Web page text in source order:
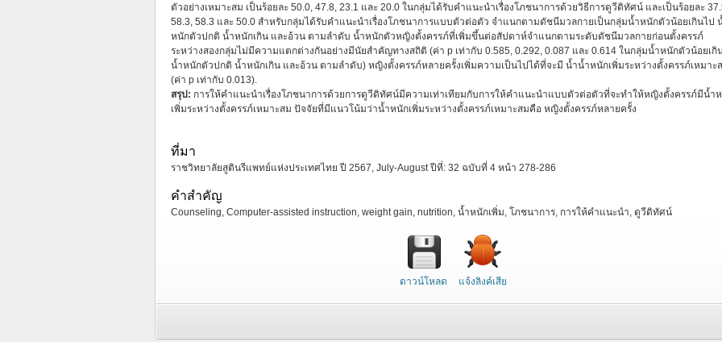
ตัวอย่างเหมาะสม เป็นร้อยละ 50.0, 47.8, 23.1 และ 20.0 ในกลุ่มได้รับคำแนะนำเรื่องโภชนาการด้วยวิธีการดูวีดิทัศน์ และเป็นร้อยละ
58.3, 58.3 และ 50.0 สำหรับกลุ่มได้รับคำแนะนำเรื่องโภชนาการแบบตัวต่อตัว จำแนกตามดัชนีมวลกายเป็นกลุ่มน้ำหนักตัวน้อยเกินไป
หนักตัวปกติ น้ำหนักเกิน และอ้วน ตามลำดับ น้ำหนักตัวหญิงตั้งครรภ์ที่เพิ่มขึ้นต่อสัปดาห์จำแนกตามระดับดัชนีมวลกายก่อนตั้งครรภ์
ระหว่างสองกลุ่มไม่มีความแตกต่างกันอย่างมีนัยสำคัญทางสถิติ (ค่า p เท่ากับ 0.585, 0.292, 0.087 และ 0.614 ในกลุ่มน้ำหนักตัวน้อยเกิ
น้ำหนักตัวปกติ น้ำหนักเกิน และอ้วน ตามลำดับ) หญิงตั้งครรภ์หลายครั้งเพิ่มความเป็นไปได้ที่จะมี น้ำน้ำหนักเพิ่มระหว่างตั้งครรภ์เหมาะ
(ค่า p เท่ากับ 0.013).
สรุป: การให้คำแนะนำเรื่องโภชนาการด้วยการดูวีดิทัศน์มีความเท่าเทียมกับการให้คำแนะนำแบบตัวต่อตัวที่จะทำให้หญิงตั้งครรภ์มีน้ำ
เพิ่มระหว่างตั้งครรภ์เหมาะสม ปัจจัยที่มีแนวโน้มว่าน้ำหนักเพิ่มระหว่างตั้งครรภ์เหมาะสมคือ หญิงตั้งครรภ์หลายครั้ง
ที่มา
ราชวิทยาลัยสูตินรีแพทย์แห่งประเทศไทย ปี 2567, July-August ปีที่: 32 ฉบับที่ 4 หน้า 278-286
คำสำคัญ
Counseling, Computer-assisted instruction, weight gain, nutrition, นํ้าหนักเพิ่ม, โภชนาการ, การให้คำแนะนำ, ดูวีดิทัศน์
ดาวน์โหลด แจ้งลิงค์เสีย